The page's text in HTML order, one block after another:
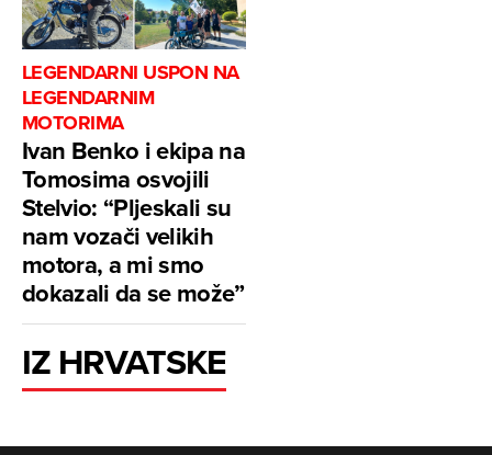
LEGENDARNI USPON NA
LEGENDARNIM
MOTORIMA
Ivan Benko i ekipa na
Tomosima osvojili
Stelvio: “Pljeskali su
nam vozači velikih
motora, a mi smo
dokazali da se može”
IZ HRVATSKE